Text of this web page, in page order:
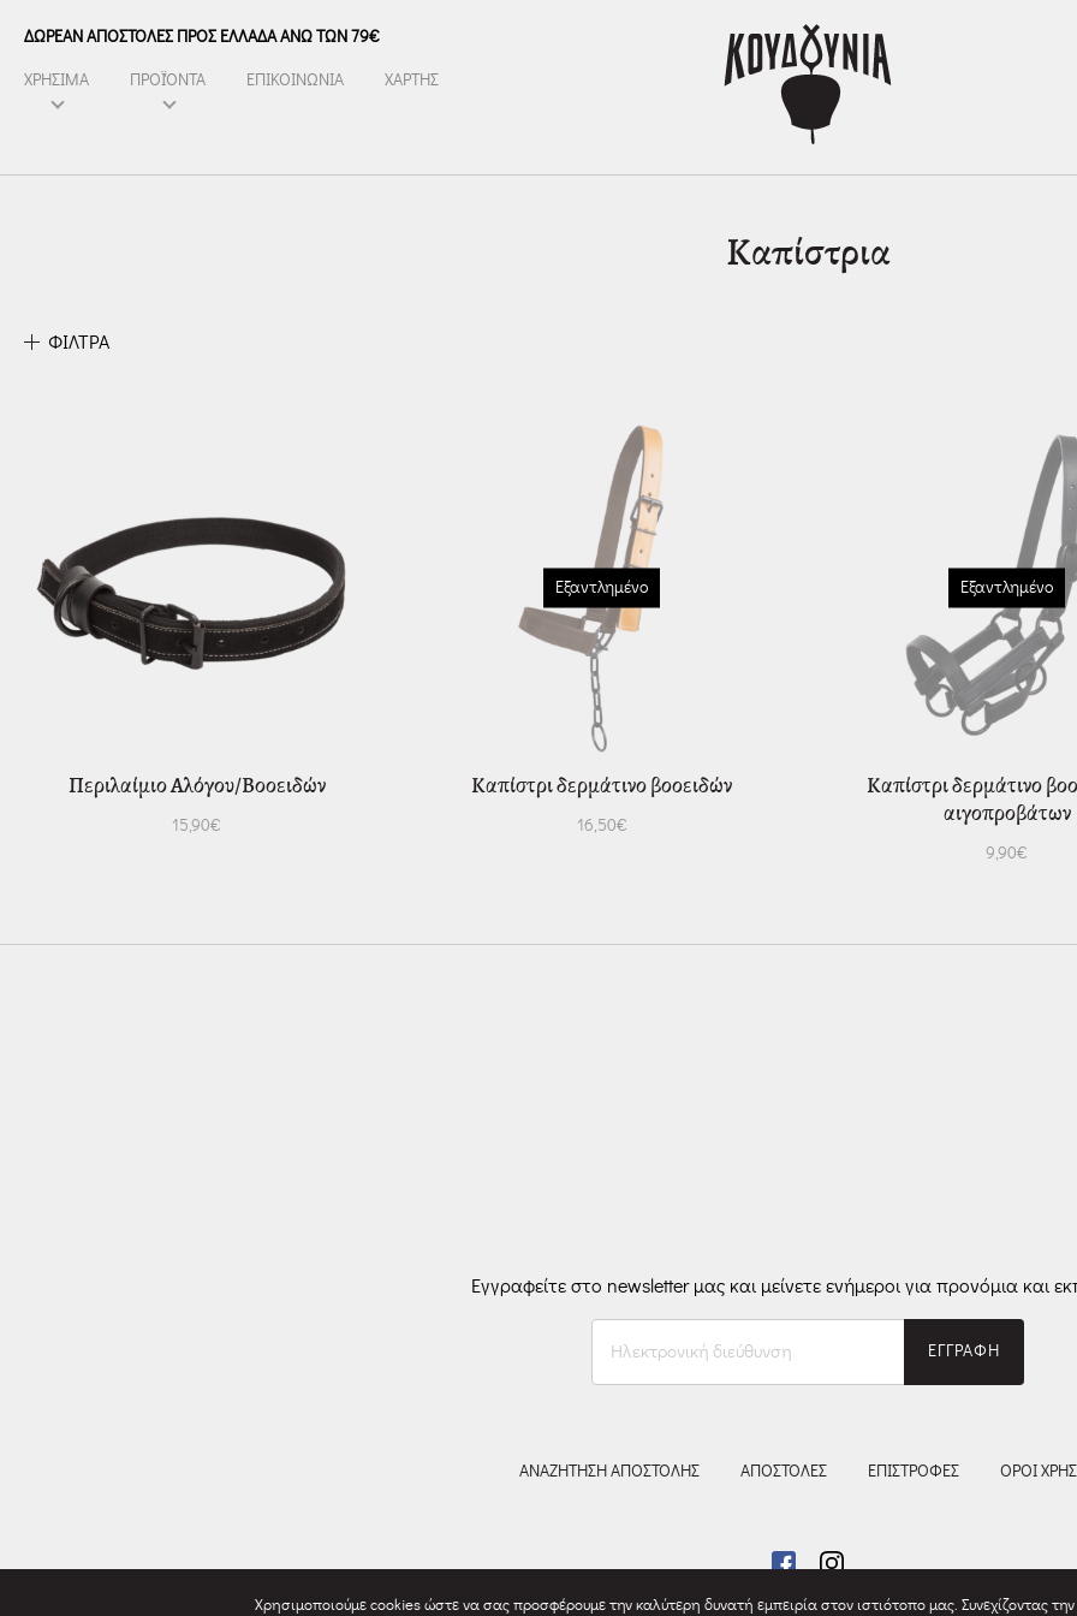
ΧΡΗΣΙΜΑ ΠΡΟΪΌΝΤΑ ΕΠΙΚΟΙΝΩΝΙΑ ΧΑΡΤΗΣ
ΔΩΡΕΑΝ ΑΠΟΣΤΟΛΕΣ ΠΡΟΣ ΕΛΛΑΔΑ ΑΝΩ ΤΩΝ 79€
Καπίστρια
ΦΙΛΤΡΑ
Περιλαίμιο Αλόγου/Βοοειδών
15,90€
Εξαντλημένο
Καπίστρι δερμάτινο βοοειδών
16,50€
Εξαντλημένο
Καπίστρι δερμάτινο
αιγοπροβάτων
9,90€
Εγγραφείτε στο newsletter μας και μείνετε ενήμεροι για προνόμια και
ΕΓΓΡΑΦΗ
ΑΝΑΖΗΤΗΣΗ ΑΠΟΣΤΟΛΗΣ ΑΠΟΣΤΟΛΕΣ ΕΠΙΣΤΡΟΦΕΣ ΟΡΟΙ
Χρησιμοποιούμε cookies ώστε να σας προσφέρουμε την καλύτερη δυνατή εμπειρία στον ιστιότοπο μας. Συνεχίζοντας